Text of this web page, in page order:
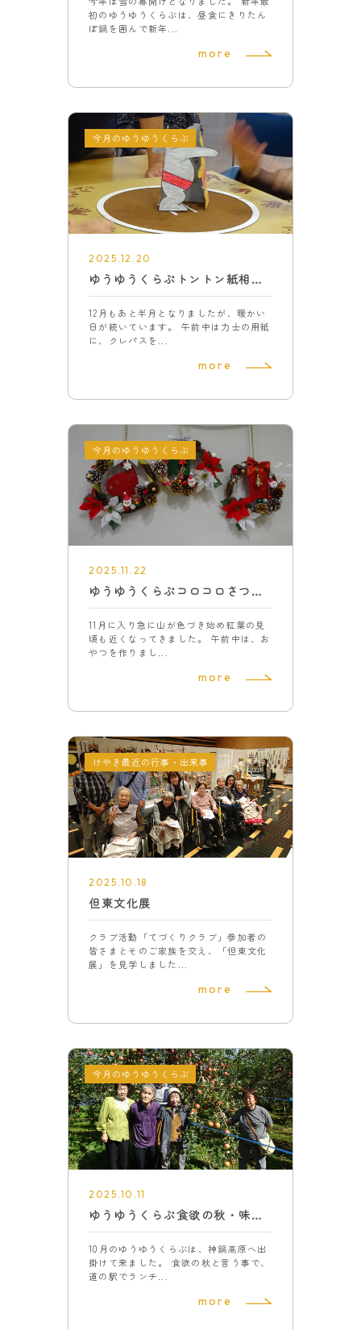
初のゆうゆうくらぶは、昼食にきりたん
ぽ鍋を囲んで新年...
more
今月のゆうゆうくらぶ
2025.12.20
ゆうゆうくらぶトントン紙相撲とお楽しみ会
12月もあと半月となりましたが、暖かい
日が続いています。 午前中は力士の用紙
に、クレパスを...
more
今月のゆうゆうくらぶ
2025.11.22
ゆうゆうくらぶコロコロさつまいも、リース作り
11月に入り急に山が色づき始め紅葉の見
頃も近くなってきました。 午前中は、お
やつを作りまし...
more
けやき最近の行事・出来事
2025.10.18
但東文化展
クラブ活動「てづくりクラブ」参加者の
皆さまとそのご家族を交え、「但東文化
展」を見学しました...
more
今月のゆうゆうくらぶ
2025.10.11
ゆうゆうくらぶ食欲の秋・味覚の秋
10月のゆうゆうくらぶは、神鍋高原へ出
掛けて来ました。 食欲の秋と言う事で、
道の駅でランチ...
more